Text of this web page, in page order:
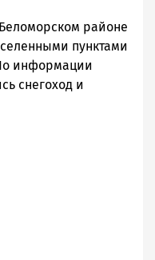
районе
пунктами
информации
снегоход и